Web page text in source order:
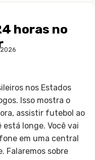
horas no
nos Estados
Isso mostra o
assistir futebol ao
longe. Você vai
em uma central
Falaremos sobre